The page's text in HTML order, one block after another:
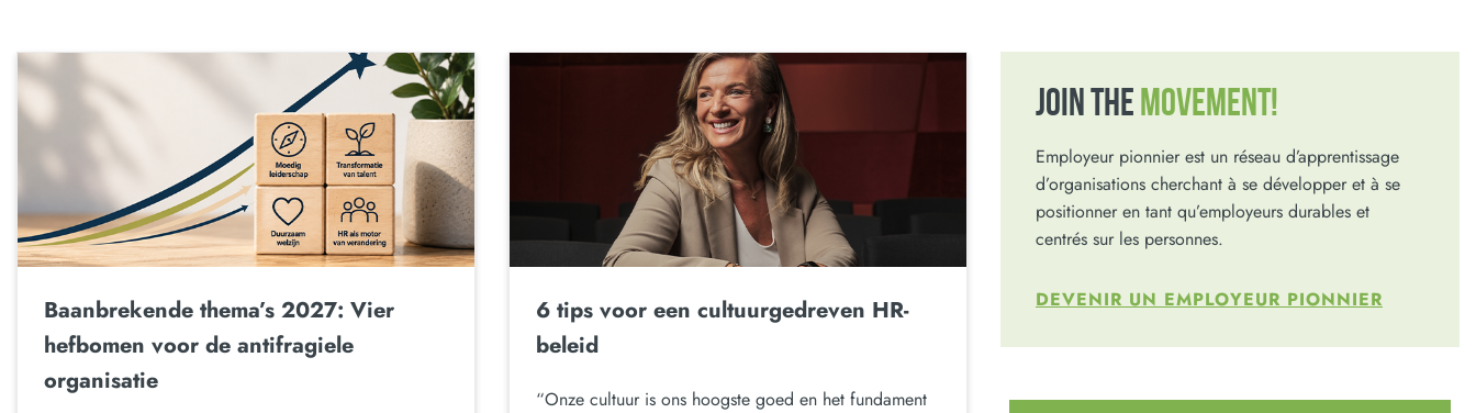
Baanbrekende thema’s 2027: Vier
hefbomen voor de antifragiele
organisatie
6 tips voor een cultuurgedreven HR-
beleid
“Onze cultuur is ons hoogste goed en het fundament
JOIN THE MOVEMENT!
Employeur pionnier est un réseau d’apprentissage
d’organisations cherchant à se développer et à se
positionner en tant qu’employeurs durables et
centrés sur les personnes.
DEVENIR UN EMPLOYEUR PIONNIER